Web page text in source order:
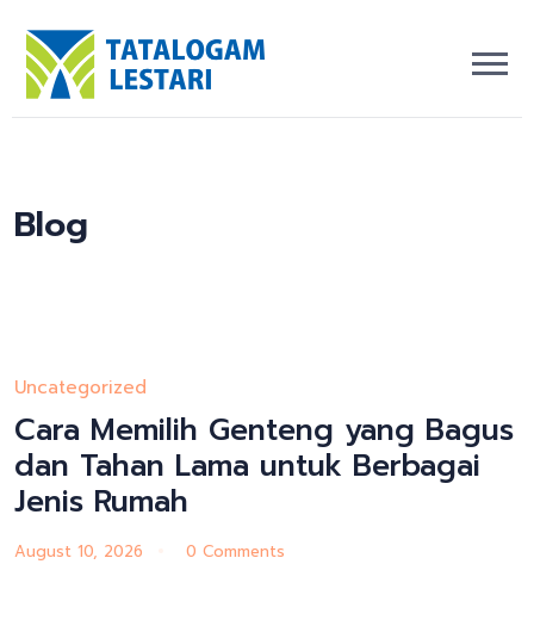
Blog
Uncategorized
Cara Memilih Genteng yang Bagus
dan Tahan Lama untuk Berbagai
Jenis Rumah
August 10, 2026 0 Comments